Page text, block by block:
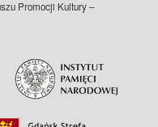
Promocji Kultury –